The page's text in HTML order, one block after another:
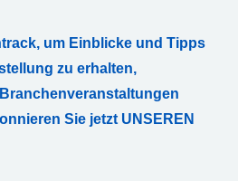
um Einblicke und Tipps
zu erhalten,
Sie jetzt UNSEREN